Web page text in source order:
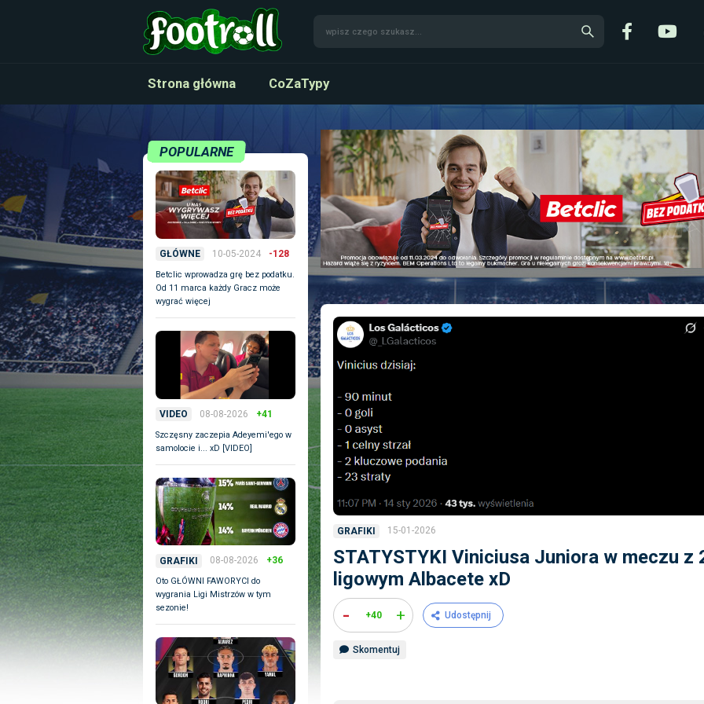
Strona główna CoZaTypy
POPULARNE
GŁÓWNE 10-05-2024 -128
Betclic wprowadza grę bez podatku.
Od 11 marca każdy Gracz może
wygrać więcej
VIDEO 08-08-2026 +41
Szczęsny zaczepia Adeyemi'ego w
samolocie i... xD [VIDEO]
GRAFIKI 08-08-2026 +36
Oto GŁÓWNI FAWORYCI do
wygrania Ligi Mistrzów w tym
sezonie!
GRAFIKI 15-01-2026
STATYSTYKI Viniciusa Juniora w meczu z
ligowym Albacete xD
- +40 + Udostępnij
Skomentuj